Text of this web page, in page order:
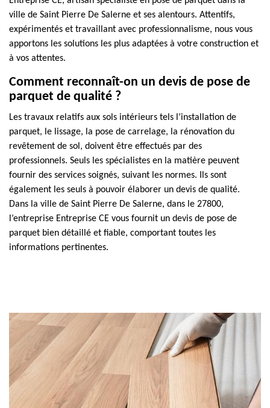
ville de Saint Pierre De Salerne et ses alentours. Attentifs,
expérimentés et travaillant avec professionnalisme, nous vous
apportons les solutions les plus adaptées à votre construction et
à vos attentes.
Comment reconnaît-on un devis de pose de
parquet de qualité ?
Les travaux relatifs aux sols intérieurs tels l’installation de
parquet, le lissage, la pose de carrelage, la rénovation du
revêtement de sol, doivent être effectués par des
professionnels. Seuls les spécialistes en la matière peuvent
fournir des services soignés, suivant les normes. Ils sont
également les seuls à pouvoir élaborer un devis de qualité.
Dans la ville de Saint Pierre De Salerne, dans le 27800,
l’entreprise Entreprise CE vous fournit un devis de pose de
parquet bien détaillé et fiable, comportant toutes les
informations pertinentes.